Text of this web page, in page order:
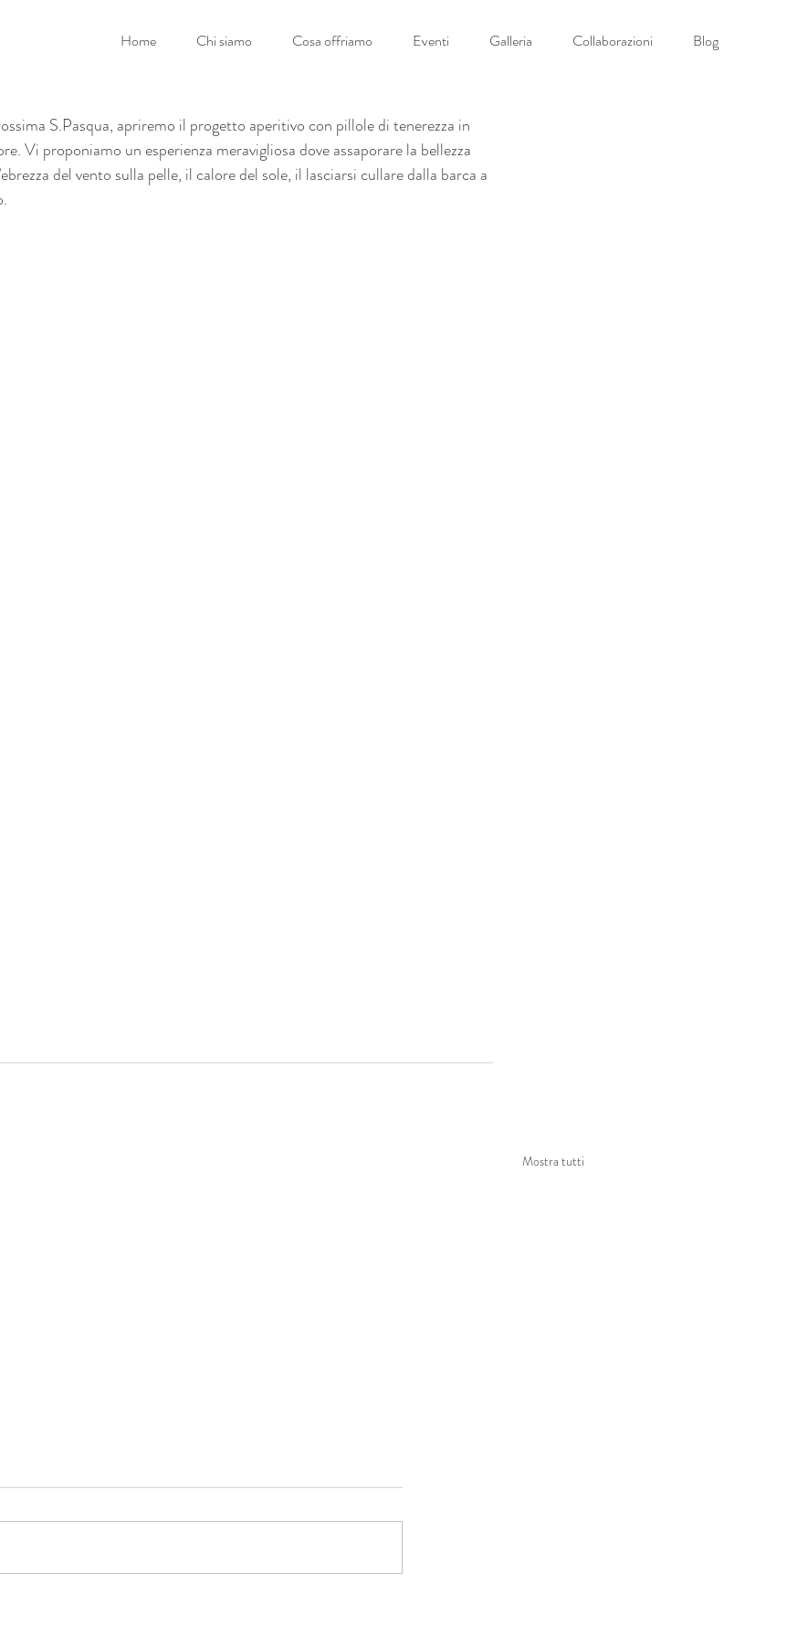
Home Chi siamo Cosa offriamo Eventi Galleria Collaborazioni Blog
S.Pasqua, apriremo il progetto aperitivo con pillole di tenerezza in
Vi proponiamo un esperienza meravigliosa dove assaporare la bellezza
del vento sulla pelle, il calore del sole, il lasciarsi cullare dalla barca a
Mostra tutti